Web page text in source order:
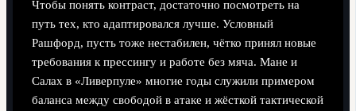
Чтобы понять контраст, достаточно посмотреть на
путь тех, кто адаптировался лучше. Условный
Рашфорд, пусть тоже нестабилен, чётко принял новые
требования к прессингу и работе без мяча. Мане и
Салах в «Ливерпуле» многие годы служили примером
баланса между свободой в атаке и жёсткой тактической